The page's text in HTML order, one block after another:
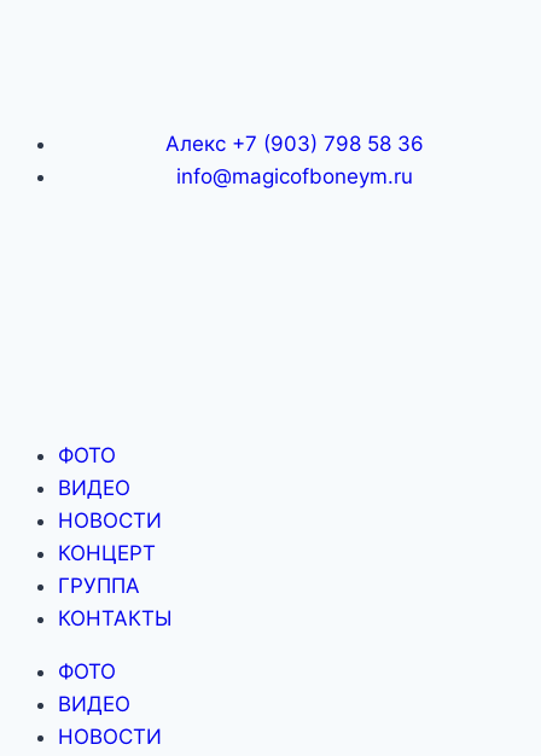
Алекс +7 (903) 798 58 36
info@magicofboneym.ru
ФОТО
ВИДЕО
НОВОСТИ
КОНЦЕРТ
ГРУППА
КОНТАКТЫ
ФОТО
ВИДЕО
НОВОСТИ